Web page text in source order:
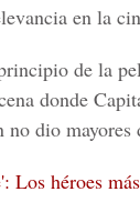
en la
de la
donde
no dio mayores
Los héroes